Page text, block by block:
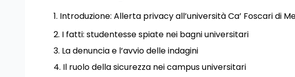
Introduzione: Allerta privacy all’università Ca’ Foscari di
I fatti: studentesse spiate nei bagni universitari
La denuncia e l’avvio delle indagini
Il ruolo della sicurezza nei campus universitari